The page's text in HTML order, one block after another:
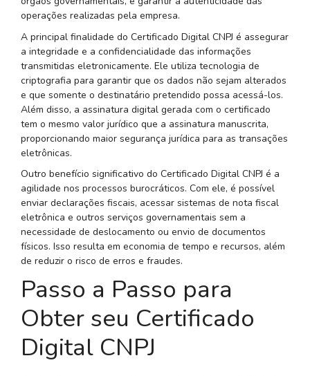
operações realizadas pela empresa.
A principal finalidade do Certificado Digital CNPJ é assegurar
a integridade e a confidencialidade das informações
transmitidas eletronicamente. Ele utiliza tecnologia de
criptografia para garantir que os dados não sejam alterados
e que somente o destinatário pretendido possa acessá-los.
Além disso, a assinatura digital gerada com o certificado
tem o mesmo valor jurídico que a assinatura manuscrita,
proporcionando maior segurança jurídica para as transações
eletrônicas.
Outro benefício significativo do Certificado Digital CNPJ é a
agilidade nos processos burocráticos. Com ele, é possível
enviar declarações fiscais, acessar sistemas de nota fiscal
eletrônica e outros serviços governamentais sem a
necessidade de deslocamento ou envio de documentos
físicos. Isso resulta em economia de tempo e recursos, além
de reduzir o risco de erros e fraudes.
Passo a Passo para
Obter seu Certificado
Digital CNPJ